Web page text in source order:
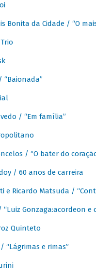
Bonita da Cidade / “O
/ “Em família”
/ “O bater do
/ 60 anos de carreira
e Ricardo Matsuda /
Gonzaga:acordeon e
Quinteto
“Lágrimas e rimas”